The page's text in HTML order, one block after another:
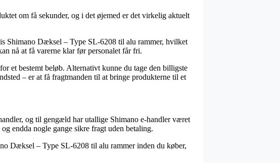
om få sekunder, og i det øjemed er det virkelig aktuelt
Shimano Dæksel – Type SL-6208 til alu rammer, hvilket
nå at få varerne klar før personalet får fri.
et bestemt beløb. Alternativt kunne du tage den billigste
– er at få fragtmanden til at bringe produkterne til et
og til gengæld har utallige Shimano e-handler været
endda nogle gange sikre fragt uden betaling.
Dæksel – Type SL-6208 til alu rammer inden du køber,